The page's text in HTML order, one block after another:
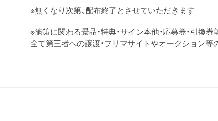
※無くなり次第、配布終了とさせていただきます
※施策に関わる景品・特典・サイン本他・応募券・引換券
全て第三者への譲渡・フリマサイトやオークション